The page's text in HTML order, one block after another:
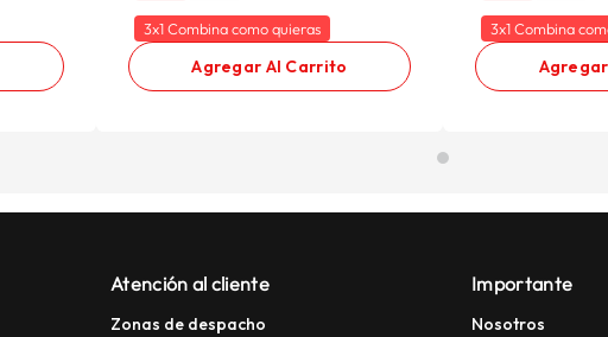
3x1 Combina como quieras
Agregar Al Carrito
3x1 Combina
Atención al cliente
Zonas de despacho
Importante
Nosotros